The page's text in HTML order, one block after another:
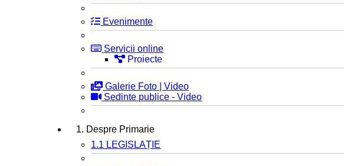
Evenimente
Servicii online
Proiecte
Galerie Foto | Video
Sedinte publice - Video
1. Despre Primarie
1.1 LEGISLAȚIE